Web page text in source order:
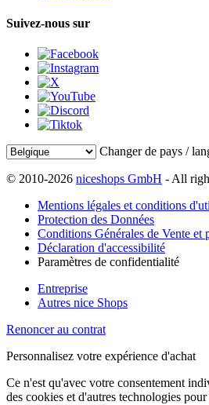
Suivez-nous sur
Changer de pays /
© 2010-2026 niceshops GmbH - All
Mentions légales et conditions
Protection des Données
Conditions Générales de Vente et
Déclaration d'accessibilité
Paramètres de confidentialité
Entreprise
Autres nice Shops
Renoncer au contrat
Personnalisez votre expérience d'achat
Ce n'est qu'avec votre consentement
des cookies et d'autres technologies